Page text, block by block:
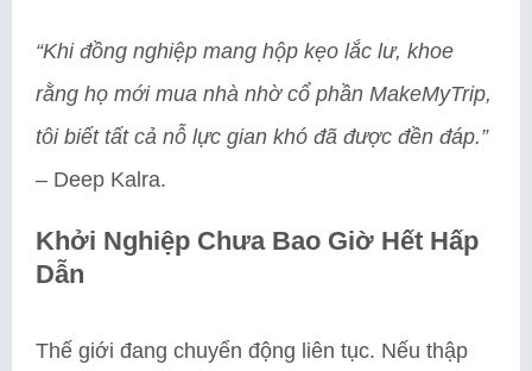
“Khi đồng nghiệp mang hộp kẹo lắc lư, khoe
rằng họ mới mua nhà nhờ cổ phần MakeMyTrip,
tôi biết tất cả nỗ lực gian khó đã được đền đáp.”
– Deep Kalra.
Khởi Nghiệp Chưa Bao Giờ Hết Hấp
Dẫn
Thế giới đang chuyển động liên tục. Nếu thập